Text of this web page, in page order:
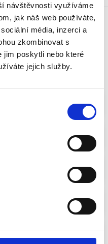
návštěvnosti využíváme
jak náš web používáte,
média, inzerci a
zkombinovat s
jim poskytli nebo které
jejich služby.
2
Celková známka
Sdílet volbu